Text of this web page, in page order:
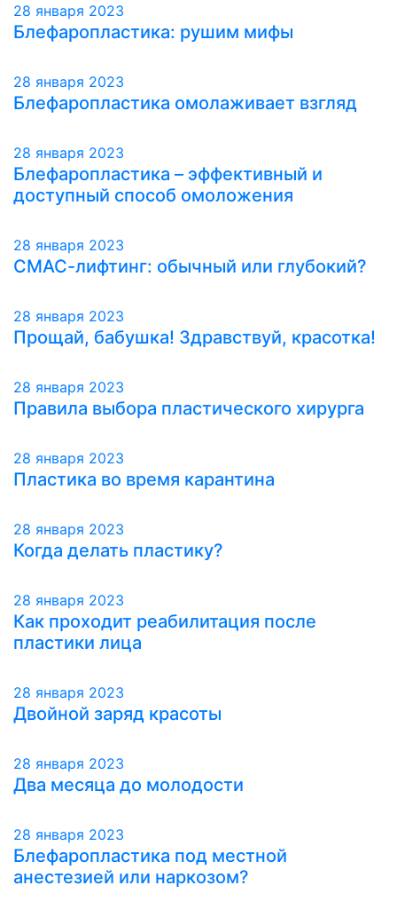
28 января 2023
Блефаропластика: рушим мифы
28 января 2023
Блефаропластика омолаживает взгляд
28 января 2023
Блефаропластика – эффективный и
доступный способ омоложения
28 января 2023
СМАС-лифтинг: обычный или глубокий?
28 января 2023
Прощай, бабушка! Здравствуй, красотка!
28 января 2023
Правила выбора пластического хирурга
28 января 2023
Пластика во время карантина
28 января 2023
Когда делать пластику?
28 января 2023
Как проходит реабилитация после
пластики лица
28 января 2023
Двойной заряд красоты
28 января 2023
Два месяца до молодости
28 января 2023
Блефаропластика под местной
анестезией или наркозом?